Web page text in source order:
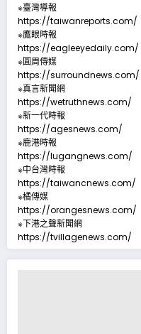
※臺灣導報
https://taiwanreports.com/
※鷹眼時報
https://eagleeyedaily.com/
※圓周傳媒
https://surroundnews.com/
※真言新聞網
https://wetruthnews.com/
※新一代時報
https://agesnews.com/
※鹿港時報
https://lugangnews.com/
※中台灣時報
https://taiwancnews.com/
※橘傳媒
https://orangesnews.com/
※下港之聲新聞網
https://tvillagenews.com/